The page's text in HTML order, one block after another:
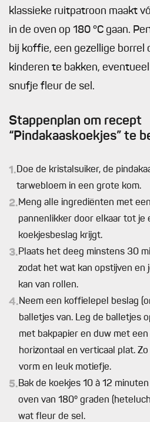
klassieke ruitpatroon maakt
in de oven op 180 °C gaan.
bij koffie, een gezellige borrel
kinderen te bakken,
snufje fleur de sel.
Stappenplan om recept
“Pindakaaskoekjes” te
1.Doe de kristalsuiker, de
tarwebloem in een grote kom.
2.Meng alle ingrediënten met
pannenlikker door elkaar tot je
koekjesbeslag krijgt.
3.Plaats het deeg minstens 30
zodat het wat kan opstijven en
kan van rollen.
4.Neem een koffielepel beslag
balletjes van. Leg de balletjes
met bakpapier en duw met
horizontaal en verticaal plat.
vorm en leuk motiefje.
5.Bak de koekjes 10 à 12
oven van 180° graden
wat fleur de sel.